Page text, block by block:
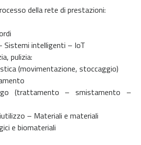
della rete di prestazioni:
Sistemi intelligenti – IoT
pulizia:
(movimentazione, stoccaggio)
(trattamento – smistamento –
– Materiali e materiali
e biomateriali